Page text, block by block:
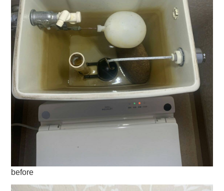
before